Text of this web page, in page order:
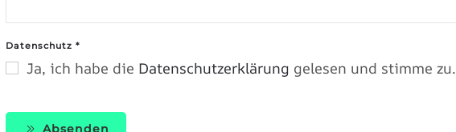
Datenschutz *
Ja, ich habe die Datenschutzerklärung gelesen und stimme zu.
Absenden